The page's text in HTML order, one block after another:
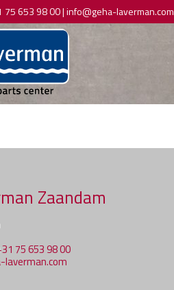
75 653 98 00|info@geha-laverman.com
Zaandam
75 653 98 00
laverman.com